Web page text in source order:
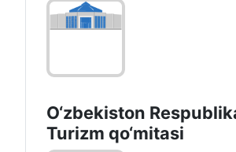
O‘zbekiston
Turizm qo‘mitasi